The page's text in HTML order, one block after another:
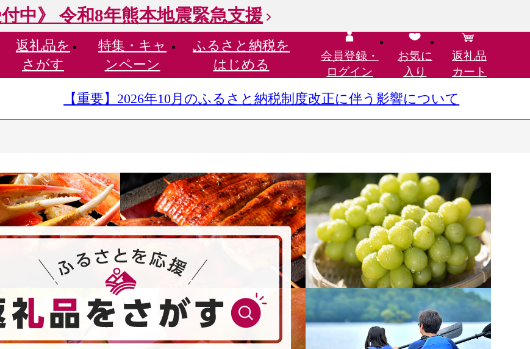
付中》 令和8年熊本地震緊急支援
返礼品を
さがす
特集・ キャ
ンペーン
ふるさと納税を
はじめる
会員登録・
ログイン
お気に
入り
返礼品
カート
【重要】2026年10月のふるさと納税制度改正に伴う影響について